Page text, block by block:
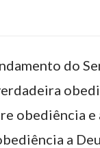
do
obediência
a